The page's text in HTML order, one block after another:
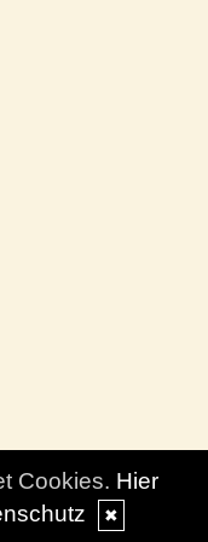
Cookies. Hier
✖